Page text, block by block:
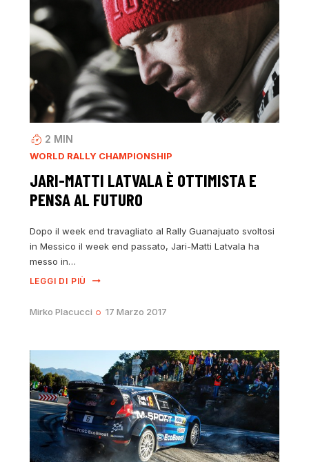
2 MIN
WORLD RALLY CHAMPIONSHIP
JARI-MATTI LATVALA È OTTIMISTA E
PENSA AL FUTURO
Dopo il week end travagliato al Rally Guanajuato svoltosi
in Messico il week end passato, Jari-Matti Latvala ha
messo in…
LEGGI DI PIÙ
Mirko Placucci 17 Marzo 2017